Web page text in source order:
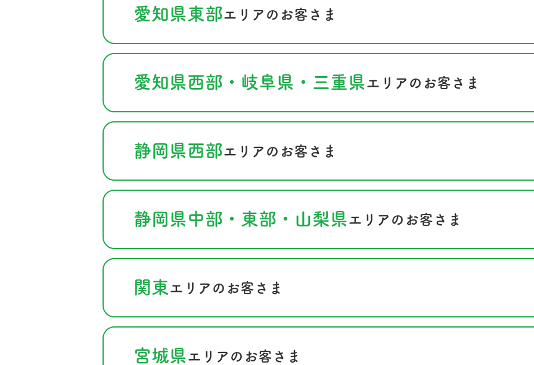
愛知県東部エリアのお客さま
愛知県西部・岐阜県・三重県エリアのお客さま
静岡県西部エリアのお客さま
静岡県中部・東部・山梨県エリアのお客さま
関東 エリアのお客さま
宮城県エリアのお客さま